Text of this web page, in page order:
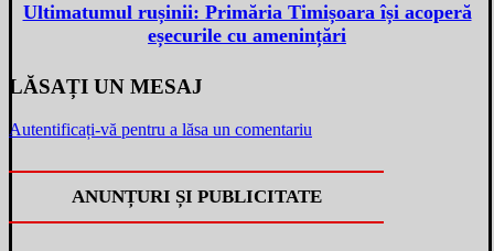
Ultimatumul rușinii: Primăria Timișoara își acoperă
eșecurile cu amenințări
LĂSAȚI UN MESAJ
Autentificați-vă pentru a lăsa un comentariu
ANUNȚURI ȘI PUBLICITATE